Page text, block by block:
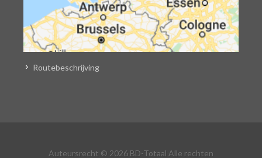
Routebeschrijving
Auteursrecht © 2026 BD-Totaal Alle rechten